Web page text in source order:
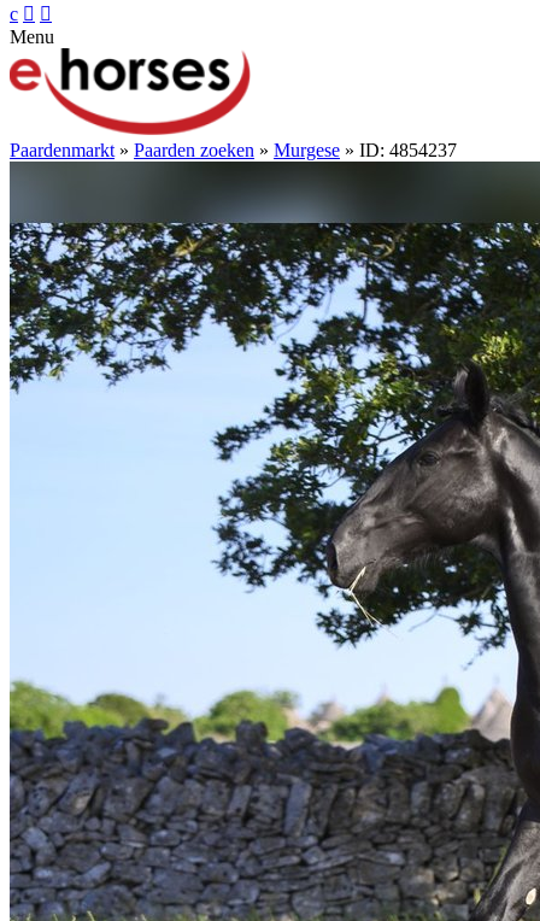
c  
Menu
Paardenmarkt » Paarden zoeken » Murgese » ID: 4854237